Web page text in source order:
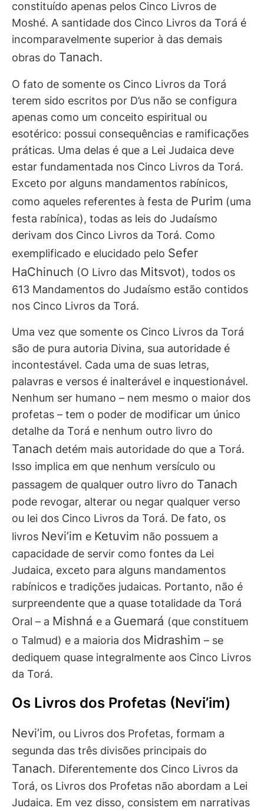
constituído apenas pelos Cinco Livros de
Moshé. A santidade dos Cinco Livros da Torá é
incomparavelmente superior à das demais
obras do Tanach.
O fato de somente os Cinco Livros da Torá
terem sido escritos por D’us não se configura
apenas como um conceito espiritual ou
esotérico: possui consequências e ramificações
práticas. Uma delas é que a Lei Judaica deve
estar fundamentada nos Cinco Livros da Torá.
Exceto por alguns mandamentos rabínicos,
como aqueles referentes à festa de Purim (uma
festa rabínica), todas as leis do Judaísmo
derivam dos Cinco Livros da Torá. Como
exemplificado e elucidado pelo Sefer
HaChinuch (O Livro das Mitsvot), todos os
613 Mandamentos do Judaísmo estão contidos
nos Cinco Livros da Torá.
Uma vez que somente os Cinco Livros da Torá
são de pura autoria Divina, sua autoridade é
incontestável. Cada uma de suas letras,
palavras e versos é inalterável e inquestionável.
Nenhum ser humano – nem mesmo o maior dos
profetas – tem o poder de modificar um único
detalhe da Torá e nenhum outro livro do
Tanach detém mais autoridade do que a Torá.
Isso implica em que nenhum versículo ou
passagem de qualquer outro livro do Tanach
pode revogar, alterar ou negar qualquer verso
ou lei dos Cinco Livros da Torá. De fato, os
livros Nevi’im e Ketuvim não possuem a
capacidade de servir como fontes da Lei
Judaica, exceto para alguns mandamentos
rabínicos e tradições judaicas. Portanto, não é
surpreendente que a quase totalidade da Torá
Oral – a Mishná e a Guemará (que constituem
o Talmud) e a maioria dos Midrashim – se
dediquem quase integralmente aos Cinco Livros
da Torá.
Os Livros dos Profetas (Nevi’im)
Nevi’im, ou Livros dos Profetas, formam a
segunda das três divisões principais do
Tanach. Diferentemente dos Cinco Livros da
Torá, os Livros dos Profetas não abordam a Lei
Judaica. Em vez disso, consistem em narrativas